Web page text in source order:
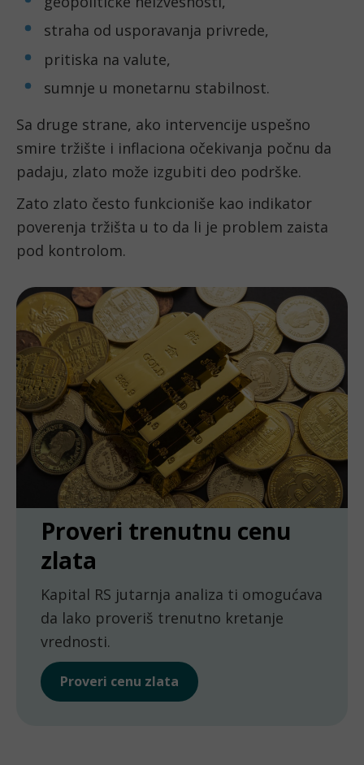
straha od usporavanja privrede,
pritiska na valute,
sumnje u monetarnu stabilnost.
Sa druge strane, ako intervencije uspešno
smire tržište i inflaciona očekivanja počnu da
padaju, zlato može izgubiti deo podrške.
Zato zlato često funkcioniše kao indikator
poverenja tržišta u to da li je problem zaista
pod kontrolom.